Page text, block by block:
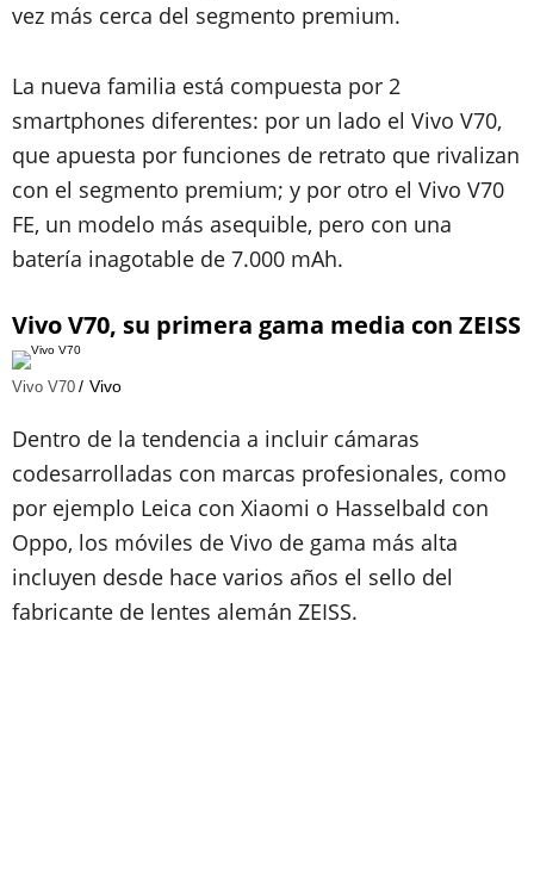
vez más cerca del segmento premium.
La nueva familia está compuesta por 2
smartphones diferentes: por un lado el Vivo V70,
que apuesta por funciones de retrato que rivalizan
con el segmento premium; y por otro el Vivo V70
FE, un modelo más asequible, pero con una
batería inagotable de 7.000 mAh.
Vivo V70, su primera gama media con ZEISS
Vivo V70 Vivo
Dentro de la tendencia a incluir cámaras
codesarrolladas con marcas profesionales, como
por ejemplo Leica con Xiaomi o Hasselbald con
Oppo, los móviles de Vivo de gama más alta
incluyen desde hace varios años el sello del
fabricante de lentes alemán ZEISS.